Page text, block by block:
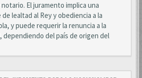
El juramento implica una
lealtad al Rey y obediencia a la
y puede requerir la renuncia a la
dependiendo del país de origen del